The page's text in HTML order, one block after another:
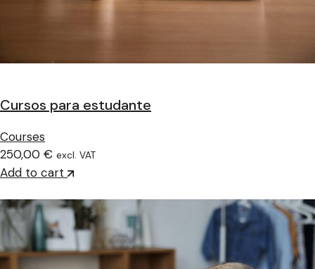
Cursos para estudante
Courses
250,00 € excl. VAT
Add to cart